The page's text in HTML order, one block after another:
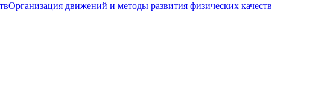
Организация движений и методы развития физических качеств